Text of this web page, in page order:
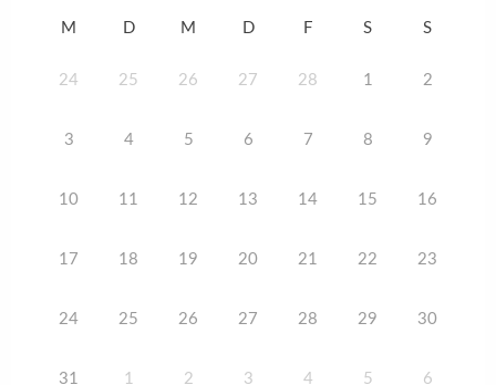
M D M D F S S
24 25 26 27 28 1 2
3 4 5 6 7 8 9
10 11 12 13 14 15 16
17 18 19 20 21 22 23
24 25 26 27 28 29 30
31 1 2 3 4 5 6